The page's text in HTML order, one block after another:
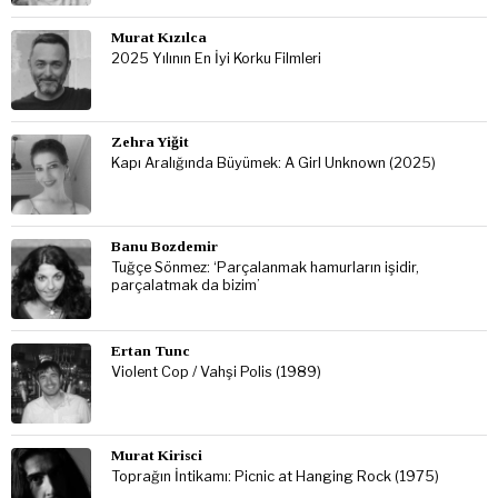
Murat Kızılca
2025 Yılının En İyi Korku Filmleri
Zehra Yiğit
Kapı Aralığında Büyümek: A Girl Unknown (2025)
Banu Bozdemir
Tuğçe Sönmez: ‘Parçalanmak hamurların işidir,
parçalatmak da bizim’
Ertan Tunc
Violent Cop / Vahşi Polis (1989)
Murat Kirisci
Toprağın İntikamı: Picnic at Hanging Rock (1975)